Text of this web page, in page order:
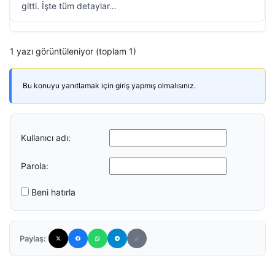
gitti. İşte tüm detaylar…
1 yazı görüntüleniyor (toplam 1)
Bu konuyu yanıtlamak için giriş yapmış olmalısınız.
Kullanıcı adı:
Parola:
Beni hatırla
Paylaş: